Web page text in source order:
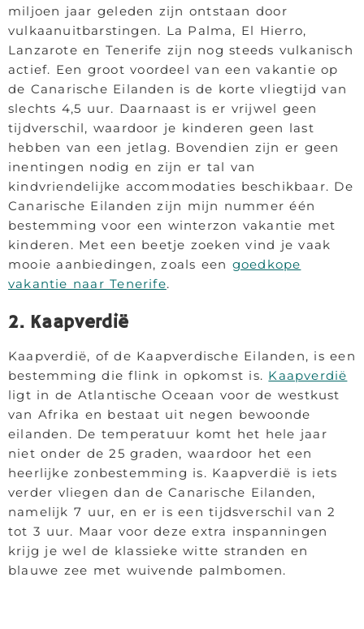
miljoen jaar geleden zijn ontstaan door
vulkaanuitbarstingen. La Palma, El Hierro,
Lanzarote en Tenerife zijn nog steeds vulkanisch
actief. Een groot voordeel van een vakantie op
de Canarische Eilanden is de korte vliegtijd van
slechts 4,5 uur. Daarnaast is er vrijwel geen
tijdverschil, waardoor je kinderen geen last
hebben van een jetlag. Bovendien zijn er geen
inentingen nodig en zijn er tal van
kindvriendelijke accommodaties beschikbaar. De
Canarische Eilanden zijn mijn nummer één
bestemming voor een winterzon vakantie met
kinderen. Met een beetje zoeken vind je vaak
mooie aanbiedingen, zoals een goedkope
vakantie naar Tenerife.
2. Kaapverdië
Kaapverdië, of de Kaapverdische Eilanden, is een
bestemming die flink in opkomst is. Kaapverdië
ligt in de Atlantische Oceaan voor de westkust
van Afrika en bestaat uit negen bewoonde
eilanden. De temperatuur komt het hele jaar
niet onder de 25 graden, waardoor het een
heerlijke zonbestemming is. Kaapverdië is iets
verder vliegen dan de Canarische Eilanden,
namelijk 7 uur, en er is een tijdsverschil van 2
tot 3 uur. Maar voor deze extra inspanningen
krijg je wel de klassieke witte stranden en
blauwe zee met wuivende palmbomen.